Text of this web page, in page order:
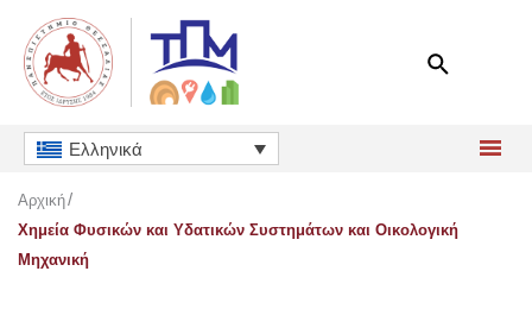
περιεχόμενο
Ελληνικά
Αρχική
Χημεία Φυσικών και Υδατικών Συστημάτων και Οικολογική
Μηχανική